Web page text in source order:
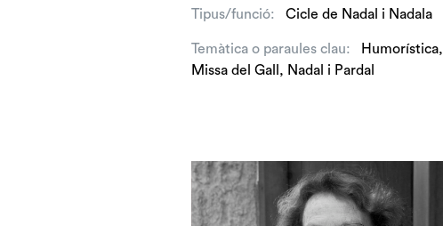
Tipus/funció: Cicle de Nadal i Nadala
Temàtica o paraules clau: Humorística,
Missa del Gall , Nadal i Pardal